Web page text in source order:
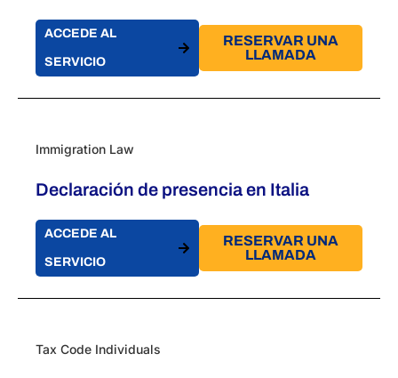
ACCEDE AL
SERVICIO
RESERVAR UNA
LLAMADA
Immigration Law
Declaración de presencia en Italia
ACCEDE AL
SERVICIO
RESERVAR UNA
LLAMADA
Tax Code Individuals